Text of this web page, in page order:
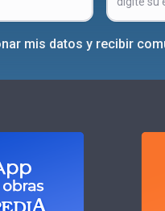
mis datos y recibir